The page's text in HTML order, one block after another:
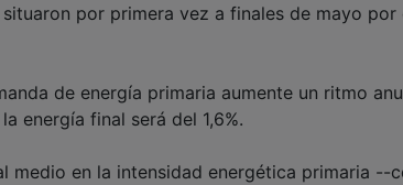
por primera vez a finales de mayo
de energía primaria aumente un ritmo
energía final será del 1,6%.
medio en la intensidad energética primaria --